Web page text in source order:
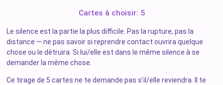
Cartes à choisir: 5
Le silence est la partie la plus difficile. Pas la rupture, pas la
distance — ne pas savoir si reprendre contact ouvrira quelque
chose ou le détruira. Si lui/elle est dans le même silence à se
demander la même chose.
Ce tirage de 5 cartes ne te demande pas s’il/elle reviendra. Il te